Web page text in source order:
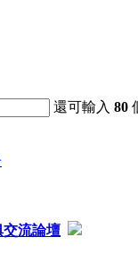
還可輸入80
交流論壇